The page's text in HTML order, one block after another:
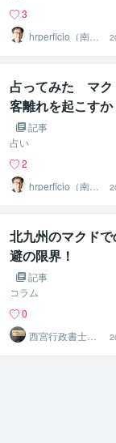
3
hrperficio（南仙
台の父）
占ってみた マク
客離れを起こすか
記事
占い
2
hrperficio（南仙
台の父）
北九州のマクド
避の限界！
記事
コラム
0
西宮行政書士ガ
ーデンオフィス